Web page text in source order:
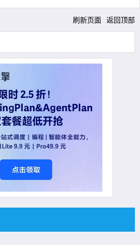
刷新页面 返回顶部